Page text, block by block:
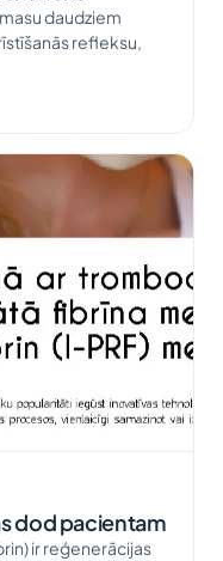
daudziem
refleksu,
dod pacientam
ir reģenerācijas